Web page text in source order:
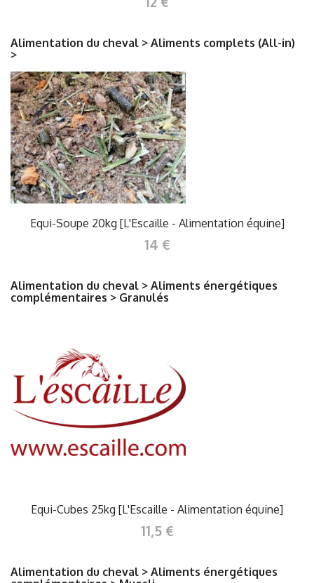
Alimentation du cheval > Aliments complets (All-in)
>
Equi-Soupe 20kg [L'Escaille - Alimentation équine]
14 €
Alimentation du cheval > Aliments énergétiques
complémentaires > Granulés
Equi-Cubes 25kg [L'Escaille - Alimentation équine]
11,5 €
Alimentation du cheval > Aliments énergétiques